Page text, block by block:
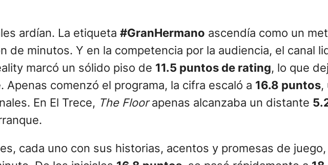
ardían. La etiqueta #GranHermano ascendía como un
de minutos. Y en la competencia por la audiencia, el canal
marcó un sólido piso de 11.5 puntos de rating, lo que
Apenas comenzó el programa, la cifra escaló a 16.8 puntos,
En El Trece, The Floorapenas alcanzaba un distante
cada uno con sus historias, acentos y promesas de